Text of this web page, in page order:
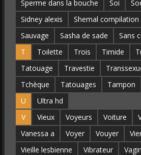
Sperme dans la bouche
Soi
Sidney alexis
Shemal compilation
Sauvage
Sasha de sade
Sans
T
Toilette Trois Timide
Tatouage
Travestie
Tchèque
Tatouages Tampon
U
Ultra hd
V
Vieux Voyeurs Voiture
Vanessa a
Voyer Vouyer
Vieille lesbienne
Vibrateur Vagin